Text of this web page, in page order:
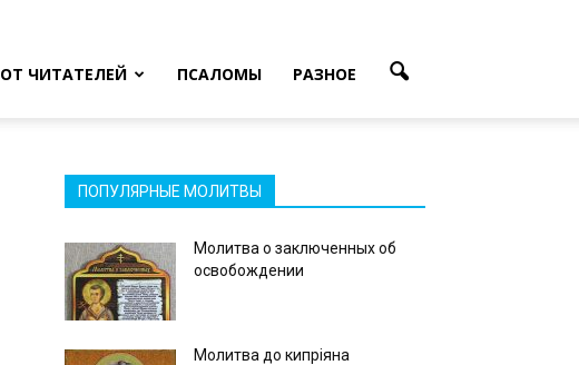
ОТ ЧИТАТЕЛЕЙ ПСАЛОМЫ РАЗНОЕ
ПОПУЛЯРНЫЕ МОЛИТВЫ
Молитва о заключенных об
освобождении
Молитва до кипріяна